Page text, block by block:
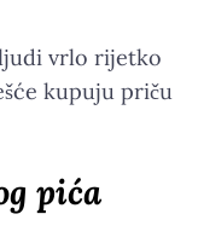
vrlo rijetko
kupuju priču
pića